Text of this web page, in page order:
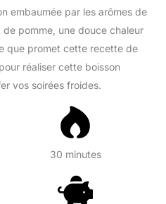
embaumée par les arômes de
pomme, une douce chaleur
que promet cette recette de
réaliser cette boisson
vos soirées froides.
30 minutes